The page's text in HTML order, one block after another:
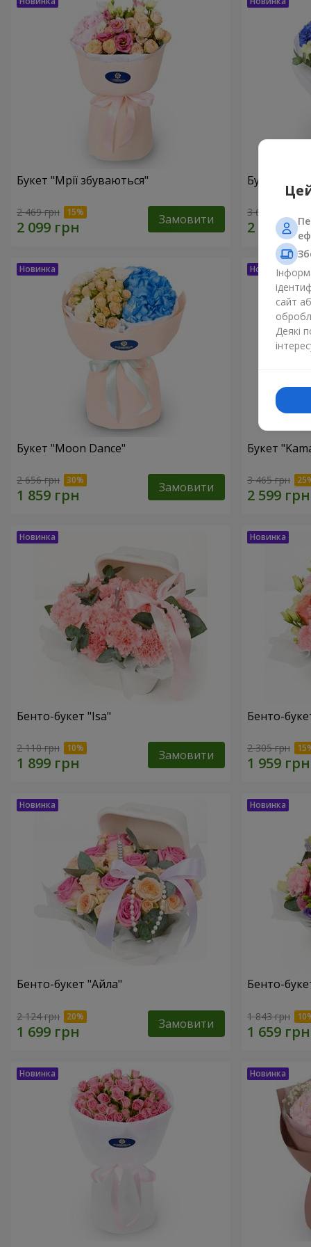
Букет "Мрії збуваються"
2 469 грн Замовити
Букет
3 624 грн
Букет "Moon Dance"
2 656 грн Замовити
Букет
3 465 грн
Бенто-букет "Isa"
2 110 грн Замовити
Бенто-
2 305 грн
Бенто-букет "Айла"
2 124 грн Замовити
Бенто-
1 843 грн
сайт
Деякі